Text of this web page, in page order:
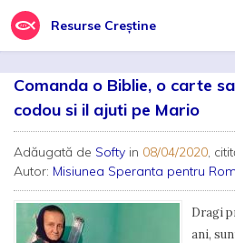
Resurse Creștine
Comanda o Biblie, o carte
codou si il ajuti pe Mario
Adăugată de Softy in 08/04/2020,
Autor: Misiunea Speranta pentru
Dragi
ani,